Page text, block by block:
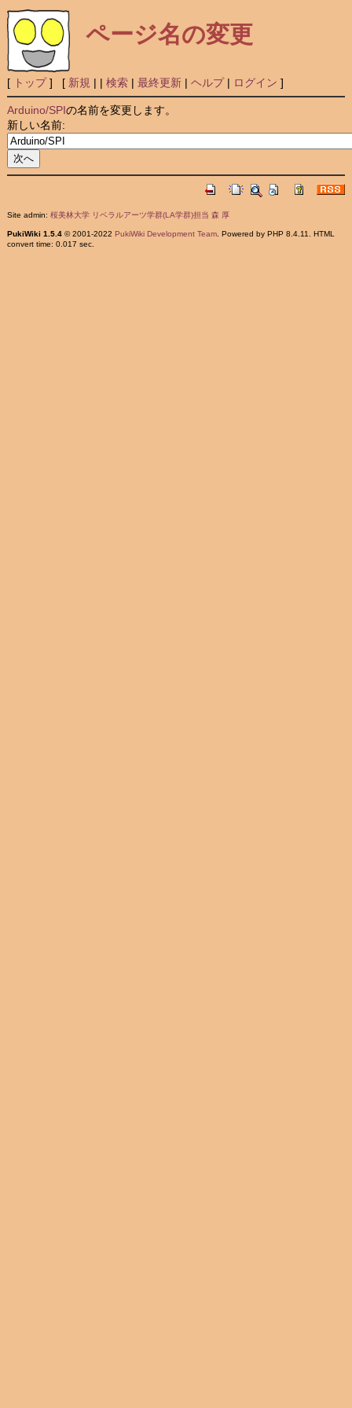
ページ名の変更
[ トップ] [ 新規 | | 検索| 最終更新| ヘルプ| ログイン ]
Arduino/SPIの名前を変更します。
新しい名前:
Site admin: 桜美林大学 リベラルアーツ学群(LA学群)担当 森 厚
PukiWiki 1.5.4© 2001-2022 PukiWiki Development Team. Powered by PHP 8.4.11. HTML
convert time: 0.017 sec.